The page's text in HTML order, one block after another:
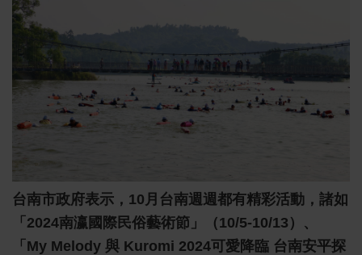
台南市政府表示，10月台南週週都有精彩活動，諸如
「2024南瀛國際民俗藝術節」（10/5-10/13）、
「My Melody 與 Kuromi 2024可愛降臨 台南安平探